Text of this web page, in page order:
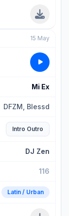
15 May
Mi Ex
DFZM, Blessd
Intro Outro
DJ Zen
116
Latin / Urban